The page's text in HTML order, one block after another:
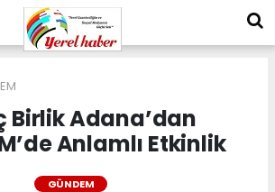
Birlik Adana’dan
Anlamlı Etkinlik
GÜNDEM